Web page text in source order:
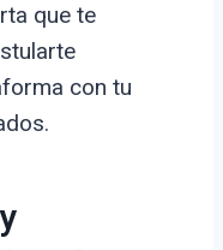
que te
con tu